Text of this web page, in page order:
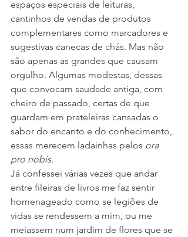
espaços especiais de leituras,
cantinhos de vendas de produtos
complementares como marcadores e
sugestivas canecas de chás. Mas não
são apenas as grandes que causam
orgulho. Algumas modestas, dessas
que convocam saudade antiga, com
cheiro de passado, certas de que
guardam em prateleiras cansadas o
sabor do encanto e do conhecimento,
essas merecem ladainhas pelos ora
pro nobis.
Já confessei várias vezes que andar
entre fileiras de livros me faz sentir
homenageado como se legiões de
vidas se rendessem a mim, ou me
meiassem num jardim de flores que se